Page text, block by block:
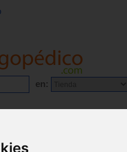
en: